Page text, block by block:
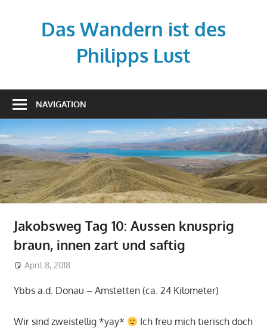
Das Wandern ist des
Philipps Lust
beautifully
told
–
Created
with
WordPress
managed
by
1&1
NAVIGATION
Jakobsweg Tag 10: Aussen knusprig
braun, innen zart und saftig
April 8, 2018
Ybbs a.d. Donau – Amstetten (ca. 24 Kilometer)
Wir sind zweistellig *yay*
Ich freu mich tierisch doch